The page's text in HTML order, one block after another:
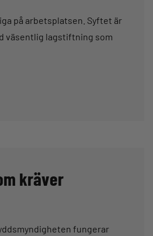
på arbetsplatsen. Syftet är
väsentlig lagstiftning som
kräver
fungerar